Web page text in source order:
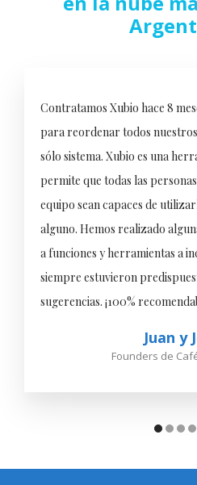
Juan y
Founders de
Contratamos Xubio hace 8
para reordenar todos
sólo sistema. Xubio es una
permite que todas las
equipo sean capaces de
alguno. Hemos realizado
a funciones y herramientas a
siempre estuvieron
sugerencias. ¡100%